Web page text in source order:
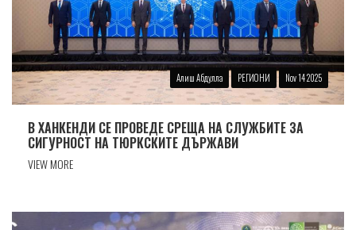
Алиш Абдулла РЕГИОНИ Nov 14 2025
В ХАНКЕНДИ СЕ ПРОВЕДЕ СРЕЩА НА СЛУЖБИТЕ ЗА
СИГУРНОСТ НА ТЮРКСКИТЕ ДЪРЖАВИ
VIEW MORE